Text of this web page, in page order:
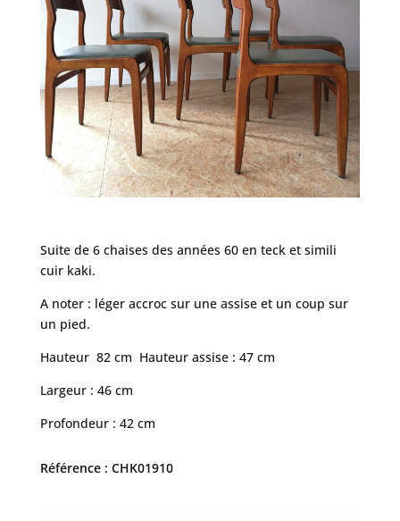
Suite de 6 chaises des années 60 en teck et simili
cuir kaki.
A noter : léger accroc sur une assise et un coup sur
un pied.
Hauteur 82 cm Hauteur assise : 47 cm
Largeur : 46 cm
Profondeur : 42 cm
Référence : CHK01910